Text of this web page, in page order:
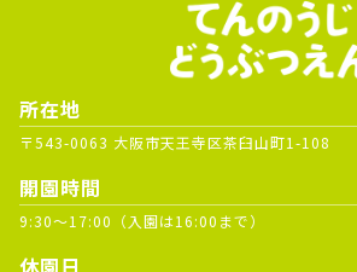
所在地
〒543-0063 大阪市天王寺区茶臼山町1-108
開園時間
9:30～17:00（入園は16:00まで）
休園日